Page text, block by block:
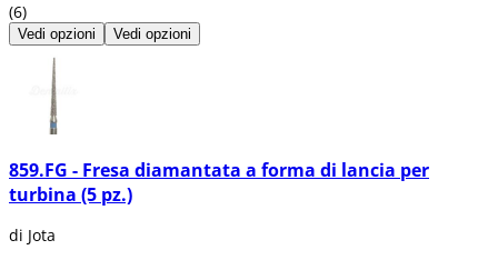
(6)
Vedi opzioni Vedi opzioni
859.FG - Fresa diamantata a forma di lancia per
turbina (5 pz.)
di Jota